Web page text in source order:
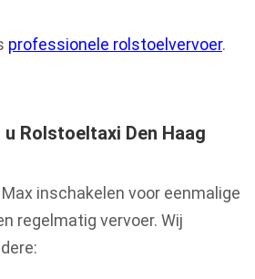
professionele rolstoelvervoer.
Rolstoeltaxi Den Haag
inschakelen voor eenmalige
regelmatig vervoer. Wij